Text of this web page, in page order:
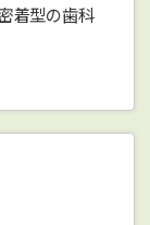
着型の歯科